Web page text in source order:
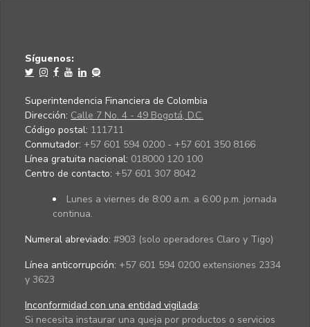
Síguenos:
Superintendencia Financiera de Colombia
Dirección: Calle 7 No. 4 - 49 Bogotá, D.C.
Código postal: 111711
Conmutador: +57 601 594 0200 - +57 601 350 8166
Línea gratuita nacional: 018000 120 100
Centro de contacto: +57 601 307 8042
Lunes a viernes de 8:00 a.m. a 6:00 p.m. jornada
continua.
Numeral abreviado: #903 (solo operadores Claro y Tigo)
Línea anticorrupción: +57 601 594 0200 extensiones 2334
y 3623
Inconformidad con una entidad vigilada:
Si necesita instaurar una queja por productos o servicios